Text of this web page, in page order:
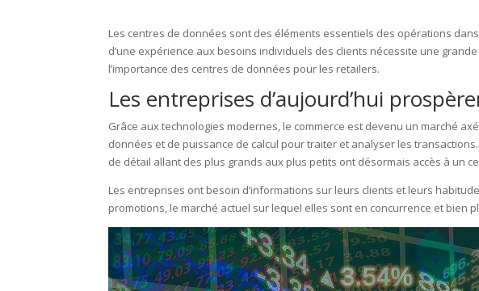
Les centres de données sont des éléments essentiels des opérations
d’une expérience aux besoins individuels des clients nécessite une
l’importance des centres de données pour les retailers.
Les entreprises d’aujourd’hui
Grâce aux technologies modernes, le commerce est devenu un marché
données et de puissance de calcul pour traiter et analyser les
de détail allant des plus grands aux plus petits ont désormais accès à un
Les entreprises ont besoin d’informations sur leurs clients et leurs
promotions, le marché actuel sur lequel elles sont en concurrence et bien